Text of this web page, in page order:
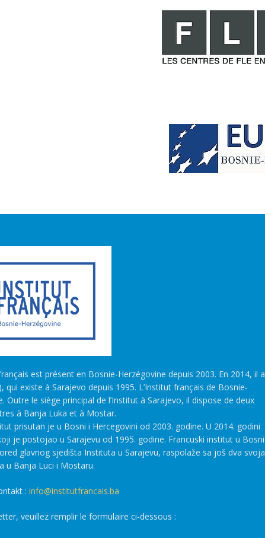
est présent en Bosnie-Herzégovine depuis 2003. En 2014, il a
existe à Sarajevo depuis 1995. L’Institut français de Bosnie-
Outre le siège principal de l’Institut à Sarajevo, il dispose de deux
à Banja Luka et à Mostar.
prisutan je u Bosni i Hercegovini od 2003. godine. U 2014. godini
je postojao u Sarajevu od 1995. godine. Francuski institut u Bosni
glavnog sjedišta Instituta u Sarajevu, raspolaže sa još dva svoja
u Banja Luci i Mostaru.
: info@institutfrancais.ba
veuillez remplir le formulaire ci-dessous :